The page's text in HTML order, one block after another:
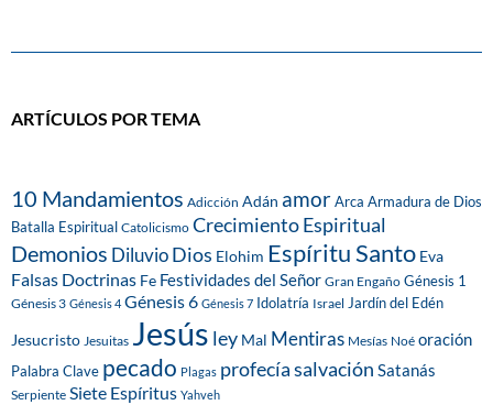
ARTÍCULOS POR TEMA
10 Mandamientos Adicción Adán amorArca Armadura de Dios
Batalla Espiritual Catolicismo Crecimiento Espiritual
Demonios DiluvioDios Elohim Espíritu Santo Eva
Falsas Doctrinas Fe Festividades del Señor Gran Engaño Génesis 1
Génesis 3 Génesis 4 Génesis 6 Génesis 7 Idolatría Israel Jardín del Edén
Jesucristo Jesuitas Jesús ley Mal Mentiras Mesías Noé oración
Palabra Clave pecado Plagas profecíasalvación Satanás
Serpiente Siete Espíritus Yahveh